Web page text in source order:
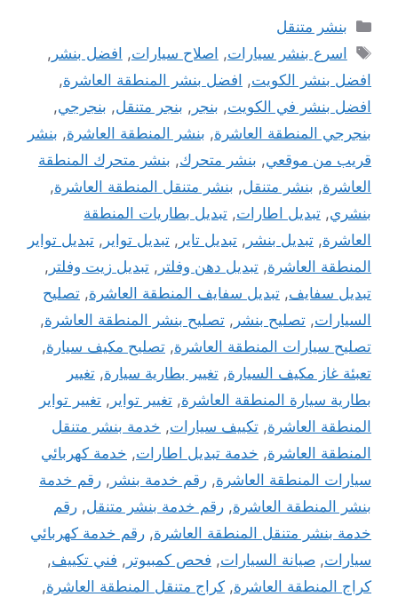
التصنيفات
بنشر متنقل
الوسوم
اسرع بنشر سيارات, اصلاح سيارات, افضل بنشر ,
افضل بنشر الكويت, افضل بنشر المنطقة العاشرة,
افضل بنشر في الكويت, بنجر , بنجر متنقل, بنجرجي,
بنجرجي المنطقة العاشرة, بنشر المنطقة العاشرة, بنشر
قريب من موقعي, بنشر متحرك, بنشر متحرك المنطقة
العاشرة, بنشر متنقل, بنشر متنقل المنطقة العاشرة,
بنشري, تبديل اطارات, تبديل بطاريات المنطقة
العاشرة, تبديل بنشر , تبديل تاير , تبديل تواير , تبديل تواير
المنطقة العاشرة, تبديل دهن وفلتر , تبديل زيت وفلتر ,
تبديل سفايف, تبديل سفايف المنطقة العاشرة, تصليح
السيارات, تصليح بنشر , تصليح بنشر المنطقة العاشرة,
تصليح سيارات المنطقة العاشرة, تصليح مكيف سيارة,
تعبئة غاز مكيف السيارة, تغيير بطارية سيارة, تغيير
بطارية سيارة المنطقة العاشرة, تغيير تواير , تغيير تواير
المنطقة العاشرة, تكييف سيارات, خدمة بنشر متنقل
المنطقة العاشرة, خدمة تبديل اطارات, خدمة كهربائي
سيارات المنطقة العاشرة, رقم خدمة بنشر , رقم خدمة
بنشر المنطقة العاشرة, رقم خدمة بنشر متنقل, رقم
خدمة بنشر متنقل المنطقة العاشرة, رقم خدمة كهربائي
سيارات, صيانة السيارات, فحص كمبيوتر , فني تكييف,
كراج المنطقة العاشرة, كراج متنقل المنطقة العاشرة,